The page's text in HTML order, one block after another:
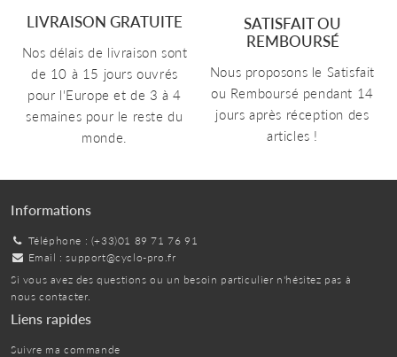
LIVRAISON GRATUITE
Nos délais de livraison sont
de 10 à 15 jours ouvrés
pour l'Europe et de 3 à 4
semaines pour le reste du
monde.
SATISFAIT OU
REMBOURSÉ
Nous proposons le Satisfait
ou Remboursé pendant 14
jours après réception des
articles !
Informations
Téléphone : (+33)01 89 71 76 91
Email :support@cyclo-pro.fr
Si vous avez des questions ou un besoin particulier n'hésitez pas à
nous contacter.
Liens rapides
Suivre ma commande